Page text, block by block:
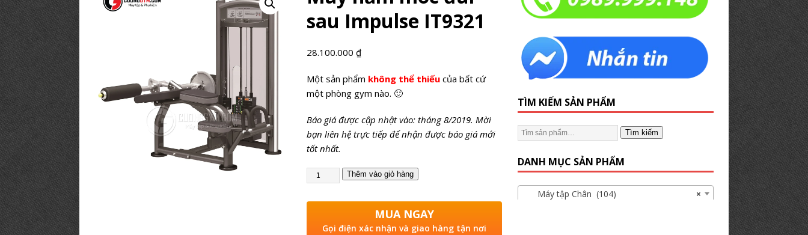
Danh Sách Phòng Tập Gym Trên Toàn Quốc
GYM TIÊU BIỂU
[ 14/03/2019 ] Setup phòng gym phổ thông: HC Fitness tại TP. Hải Dương
PHÒNG GYM TIÊU BIỂU
[ 12/03/2019 ]
BÍ KÍP【Mở Phòng Gym Hiệu Quả】Hướng dẫn từ A đến Z
sau Impulse IT9321
28.100.000 ₫
Một sản phẩm không thể thiếucủa bất cứ
một phòng gym nào. 🙂
Báo giá được cập nhật vào: tháng 8/2019. Mời
bạn liên hệ trực tiếp để nhận được báo giá mới
tốt nhất.
Thêm vào giỏ hàng
MUA NGAY
Gọi điện xác nhận và giao hàng tận nơi
TÌM KIẾM SẢN PHẨM
Tìm kiếm
DANH MỤC SẢN PHẨM
×
Máy tập Chân (104)